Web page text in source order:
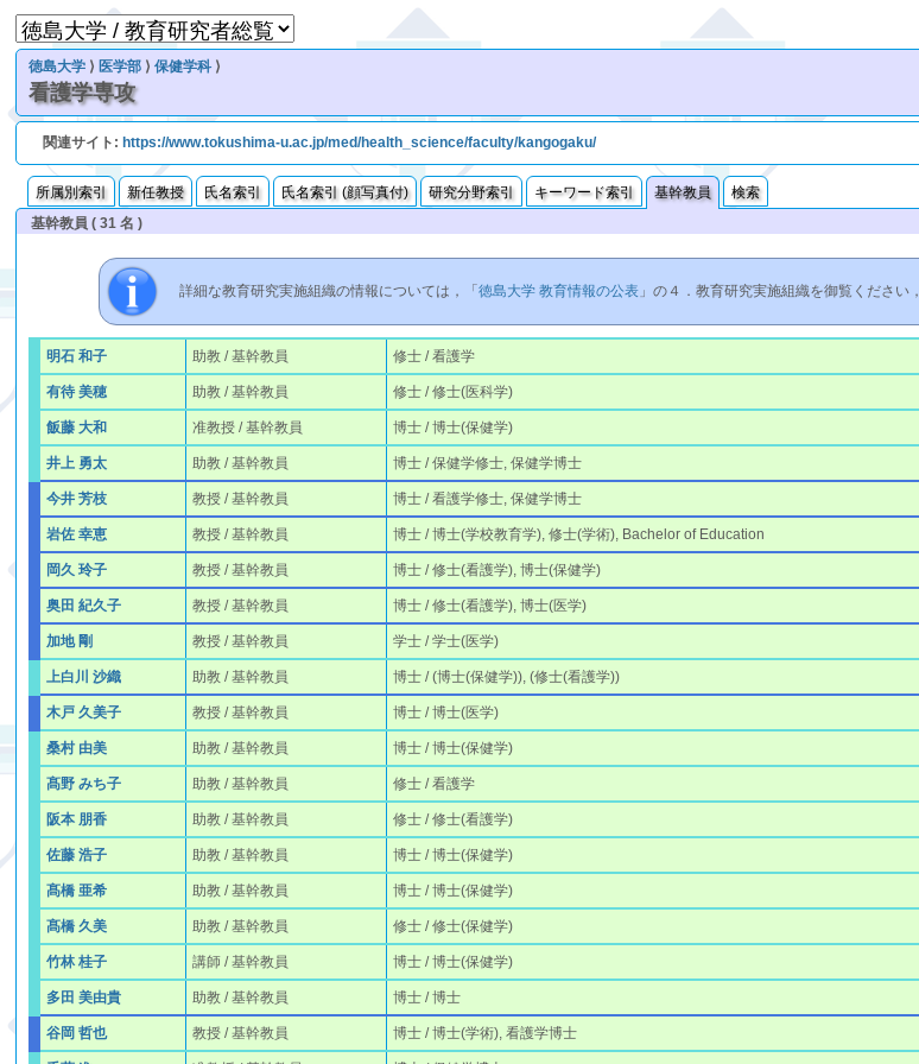
徳島大学 ⟩ 医学部 ⟩保健学科 ⟩
看護学専攻
関連サイト: https://www.tokushima-u.ac.jp/med/health_science/faculty/kangogaku/
所属別索引 新任教授 氏名索引 氏名索引 (顔写真付) 研究分野索引 キーワード索引 基幹教員
検索
基幹教員 ( 31 名 )
詳細な教育研究実施組織の情報については，「徳島大学 教育情報の公表 」の４．教育研究実施組織を御覧ください，
明石 和子 助教 / 基幹教員 修士 / 看護学
有待 美穂 助教 / 基幹教員 修士 / 修士(医科学)
飯藤 大和 准教授 / 基幹教員 博士 / 博士(保健学)
井上 勇太 助教 / 基幹教員 博士 / 保健学修士, 保健学博士
今井 芳枝 教授 / 基幹教員 博士 / 看護学修士, 保健学博士
岩佐 幸恵 教授 / 基幹教員 博士 / 博士(学校教育学), 修士(学術), Bachelor of Education
岡久 玲子 教授 / 基幹教員 博士 / 修士(看護学), 博士(保健学)
奥田 紀久子 教授 / 基幹教員 博士 / 修士(看護学), 博士(医学)
加地 剛 教授 / 基幹教員 学士 / 学士(医学)
上白川 沙織 助教 / 基幹教員 博士 / (博士(保健学)), (修士(看護学))
木戸 久美子 教授 / 基幹教員 博士 / 博士(医学)
桑村 由美 助教 / 基幹教員 博士 / 博士(保健学)
髙野 みち子 助教 / 基幹教員 修士 / 看護学
阪本 朋香 助教 / 基幹教員 修士 / 修士(看護学)
佐藤 浩子 助教 / 基幹教員 博士 / 博士(保健学)
髙橋 亜希 助教 / 基幹教員 博士 / 博士(保健学)
髙橋 久美 助教 / 基幹教員 修士 / 修士(保健学)
竹林 桂子 講師 / 基幹教員 博士 / 博士(保健学)
多田 美由貴 助教 / 基幹教員 博士 / 博士
谷岡 哲也 教授 / 基幹教員 博士 / 博士(学術), 看護学博士